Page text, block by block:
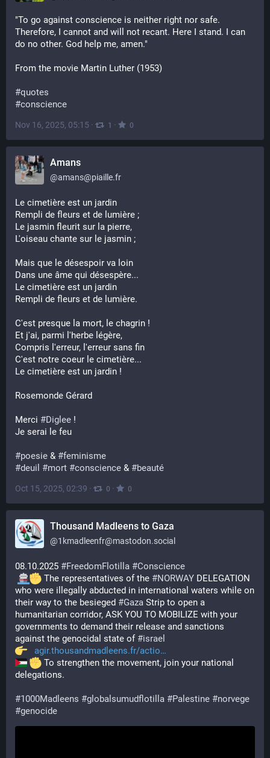
"To go against conscience is neither right nor safe.
Therefore, I cannot and will not recant. Here I stand. I can
do no other. God help me, amen."
From the movie Martin Luther (1953)
#quotes
#conscience
Nov 16, 2025, 05:15 · 1 · 0
Amans
@amans@piaille.fr
Le cimetière est un jardin
Rempli de fleurs et de lumière ;
Le jasmin fleurit sur la pierre,
L'oiseau chante sur le jasmin ;
Mais que le désespoir va loin
Dans une âme qui désespère...
Le cimetière est un jardin
Rempli de fleurs et de lumière.
C'est presque la mort, le chagrin !
Et j'ai, parmi l'herbe légère,
Compris l'erreur, l'erreur sans fin
C'est notre coeur le cimetière...
Le cimetière est un jardin !
Rosemonde Gérard
Merci #Diglee !
Je serai le feu
#poesie & #feminisme
#deuil #mort #conscience & #beauté
Oct 15, 2025, 02:39 · 0 · 0
Thousand Madleens to Gaza
@1kmadleenfr@mastodon.social
08.10.2025 #FreedomFlotilla #Conscience
The representatives of the #NORWAY DELEGATION
who were illegally abducted in international waters while on
their way to the besieged #Gaza Strip to open a
humanitarian corridor, ASK YOU TO MOBILIZE with your
governments to demand their release and sanctions
against the genocidal state of #israel
agir.thousandmadleens.fr/actio
To strengthen the movement, join your national
delegations.
#1000Madleens #globalsumudflotilla #Palestine #norvege
#genocide